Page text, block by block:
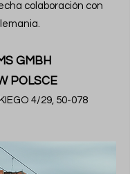
colaboración con
GMBH
POLSCE
4/29, 50-078